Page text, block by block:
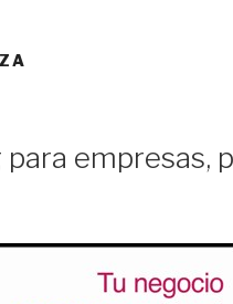
empresas,